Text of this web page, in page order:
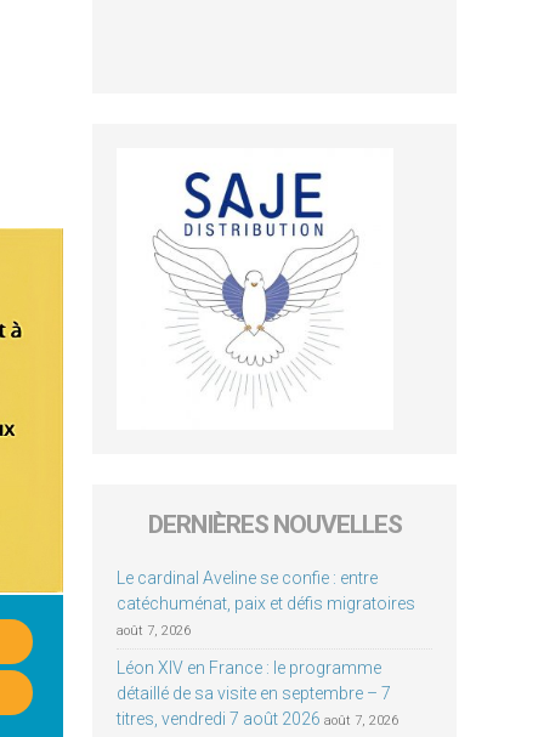
DERNIÈRES NOUVELLES
Le cardinal Aveline se confie : entre
catéchuménat, paix et défis migratoires
août 7, 2026
Léon XIV en France : le programme
détaillé de sa visite en septembre – 7
titres, vendredi 7 août 2026 août 7, 2026